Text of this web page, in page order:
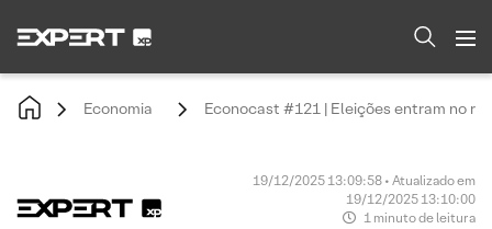
Economia Econocast #121 | Eleições entram no
19/12/2025 13:09:58 • Atualizado em
19/12/2025 13:10:00
1 minuto de leitura